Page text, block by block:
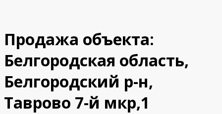
Продажа объекта:
Белгородская область,
Белгородский р-н,
Таврово 7-й мкр,1